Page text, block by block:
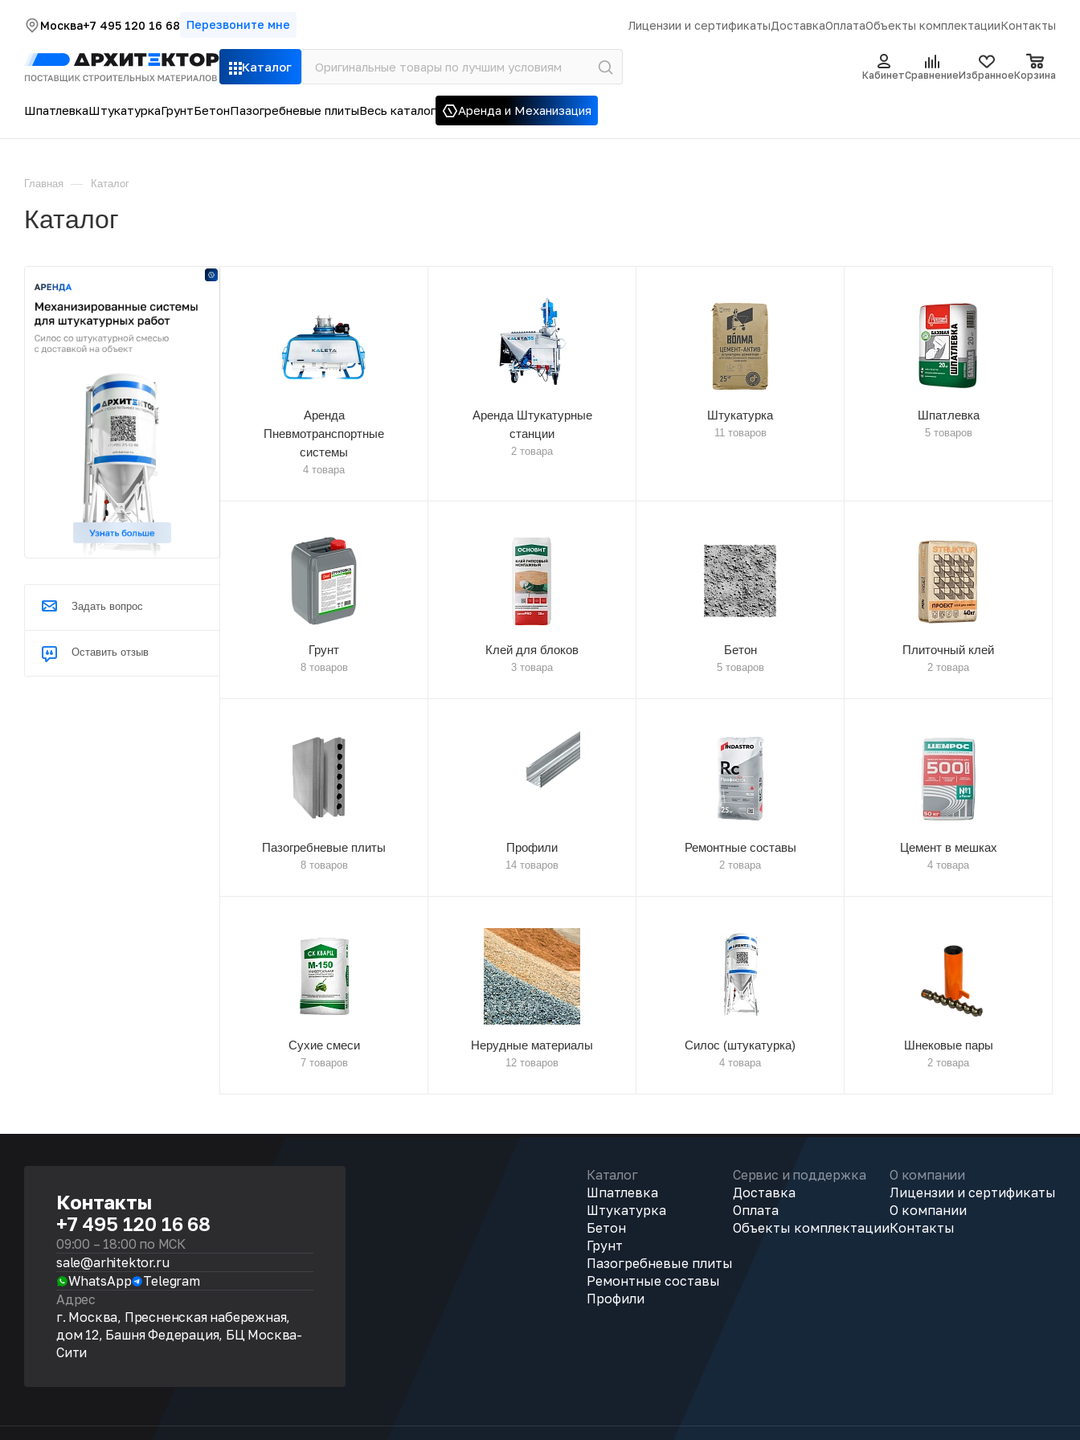
Москва+7 495 120 16 68 Перезвоните мне Лицензии и сертификатыДоставкаОплатаОбъекты комплектацииКонтакты
Каталог
КабинетСравнениеИзбранноеКорзина
ШпатлевкаШтукатуркаГрунтБетонПазогребневые плитыВесь каталог Аренда и Механизация
Главная — Каталог
Каталог
Аренда
Пневмотранспортные
системы
4 товара
Аренда Штукатурные
станции
2 товара
Штукатурка
11 товаров
Шпатлевка
5 товаров
Грунт
8 товаров
Клей для блоков
3 товара
Бетон
5 товаров
Плиточный клей
2 товара
Пазогребневые плиты
8 товаров
Профили
14 товаров
Ремонтные составы
2 товара
Цемент в мешках
4 товара
Сухие смеси
7 товаров
Нерудные материалы
12 товаров
Силос (штукатурка)
4 товара
Шнековые пары
2 товара
Задать вопрос
Оставить отзыв
Контакты
+7 495 120 16 68
09:00 – 18:00 по МСК
sale@arhitektor.ru
WhatsApp
Telegram
Адрес
г. Москва, Пресненская набережная,
дом 12, Башня Федерация, БЦ Москва-
Сити
Каталог
Шпатлевка
Штукатурка
Бетон
Грунт
Пазогребневые плиты
Ремонтные составы
Профили
Сервис и поддержка
Доставка
Оплата
Объекты комплектации
О компании
Лицензии и сертификаты
О компании
Контакты